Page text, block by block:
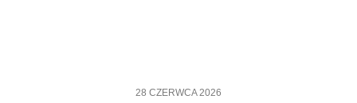
28 CZERWCA 2026